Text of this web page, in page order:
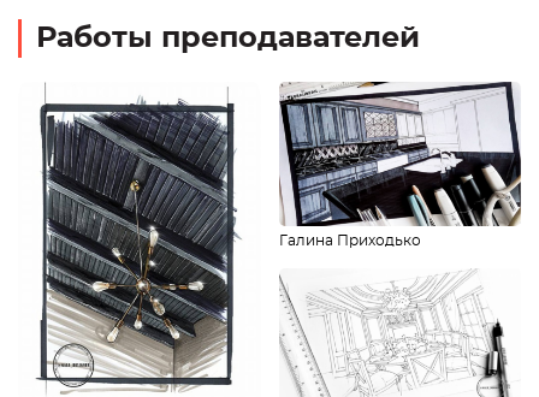
Работы преподавателей
Галина Приходько